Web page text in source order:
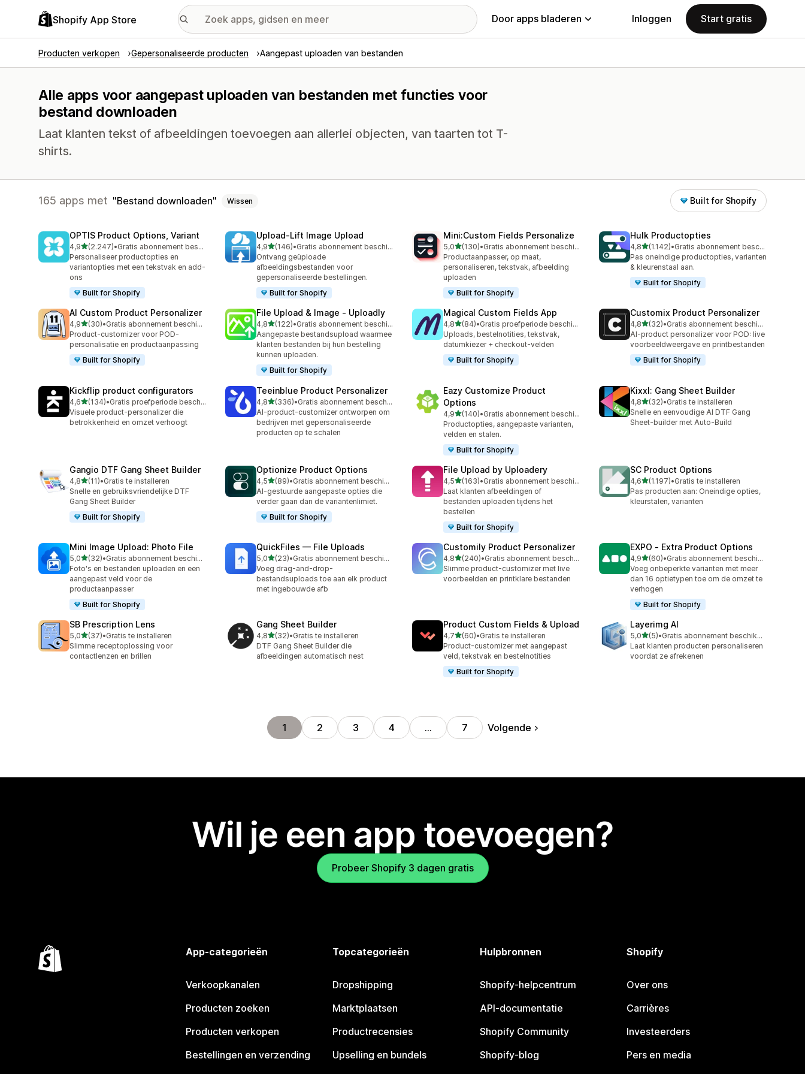
Shopify App Store Door apps bladeren Inloggen Start gratis
Producten verkopen Gepersonaliseerde producten Aangepast uploaden van bestanden
Alle apps voor aangepast uploaden van bestanden met functies voor
bestand downloaden
Laat klanten tekst of afbeeldingen toevoegen aan allerlei objecten, van taarten tot T-
shirts.
165 apps met Bestand downloaden Wissen Built for Shopify
OPTIS Product Options, Variant
4,9van 5 sterren
(2.247)
2247 recensies in totaal
•
Gratis abonnement beschikbaar
Personaliseer productopties en
variantopties met een tekstvak en add-
ons
Built for Shopify
Upload‑Lift Image Upload
4,9van 5 sterren
(146)
146 recensies in totaal
•
Gratis abonnement beschikbaar
Ontvang geüploade
afbeeldingsbestanden voor
gepersonaliseerde bestellingen.
Built for Shopify
Mini:Custom Fields Personalize
5,0van 5 sterren
(130)
130 recensies in totaal
•
Gratis abonnement beschikbaar
Productaanpasser, op maat,
personaliseren, tekstvak, afbeelding
uploaden
Built for Shopify
Hulk Productopties
4,8van 5 sterren
(1.142)
1142 recensies in totaal
•
Gratis abonnement beschikbaar
Pas oneindige productopties, varianten
& kleurenstaal aan.
Built for Shopify
AI Custom Product Personalizer
4,9van 5 sterren
(30)
30 recensies in totaal
•
Gratis abonnement beschikbaar
Product-customizer voor POD-
personalisatie en productaanpassing
Built for Shopify
File Upload & Image ‑ Uploadly
4,8van 5 sterren
(122)
122 recensies in totaal
•
Gratis abonnement beschikbaar
Aangepaste bestandsupload waarmee
klanten bestanden bij hun bestelling
kunnen uploaden.
Built for Shopify
Magical Custom Fields App
4,8van 5 sterren
(84)
84 recensies in totaal
•
Gratis proefperiode beschikbaar
Uploads, bestelnotities, tekstvak,
datumkiezer + checkout-velden
Built for Shopify
Customix Product Personalizer
4,8van 5 sterren
(32)
32 recensies in totaal
•
Gratis abonnement beschikbaar
AI-product personalizer voor POD: live
voorbeeldweergave en printbestanden
Built for Shopify
Kickflip product configurators
4,6van 5 sterren
(134)
134 recensies in totaal
•
Gratis proefperiode beschikbaar
Visuele product-personalizer die
betrokkenheid en omzet verhoogt
Teeinblue Product Personalizer
4,8van 5 sterren
(336)
336 recensies in totaal
•
Gratis abonnement beschikbaar
AI-product-customizer ontworpen om
bedrijven met gepersonaliseerde
producten op te schalen
Eazy Customize Product
Options
4,9van 5 sterren
(140)
140 recensies in totaal
•
Gratis abonnement beschikbaar
Productopties, aangepaste varianten,
velden en stalen.
Built for Shopify
Kixxl: Gang Sheet Builder
4,8van 5 sterren
(32)
32 recensies in totaal
•Gratis te installeren
Snelle en eenvoudige AI DTF Gang
Sheet-builder met Auto-Build
Gangio DTF Gang Sheet Builder
4,8van 5 sterren
(11)
11 recensies in totaal
•Gratis te installeren
Snelle en gebruiksvriendelijke DTF
Gang Sheet Builder
Built for Shopify
Optionize Product Options
4,5van 5 sterren
(89)
89 recensies in totaal
•
Gratis abonnement beschikbaar
AI-gestuurde aangepaste opties die
verder gaan dan de variantenlimiet.
Built for Shopify
File Upload by Uploadery
4,5van 5 sterren
(163)
163 recensies in totaal
•
Gratis abonnement beschikbaar
Laat klanten afbeeldingen of
bestanden uploaden tijdens het
bestellen
Built for Shopify
SC Product Options
4,6van 5 sterren
(1.197)
1197 recensies in totaal
•Gratis te installeren
Pas producten aan: Oneindige opties,
kleurstalen, varianten
Mini Image Upload: Photo File
5,0van 5 sterren
(32)
32 recensies in totaal
•
Gratis abonnement beschikbaar
Foto's en bestanden uploaden en een
aangepast veld voor de
productaanpasser
Built for Shopify
QuickFiles — File Uploads
5,0van 5 sterren
(23)
23 recensies in totaal
•
Gratis abonnement beschikbaar
Voeg drag-and-drop-
bestandsuploads toe aan elk product
met ingebouwde afb
Customily Product Personalizer
4,8van 5 sterren
(240)
240 recensies in totaal
•
Gratis abonnement beschikbaar
Slimme product-customizer met live
voorbeelden en printklare bestanden
EXPO ‑ Extra Product Options
4,9van 5 sterren
(60)
60 recensies in totaal
•
Gratis abonnement beschikbaar
Voeg onbeperkte varianten met meer
dan 16 optietypen toe om de omzet te
verhogen
Built for Shopify
SB Prescription Lens
5,0van 5 sterren
(37)
37 recensies in totaal
•Gratis te installeren
Slimme receptoplossing voor
contactlenzen en brillen
Gang Sheet Builder
4,8van 5 sterren
(32)
32 recensies in totaal
•Gratis te installeren
DTF Gang Sheet Builder die
afbeeldingen automatisch nest
Product Custom Fields & Upload
4,7van 5 sterren
(60)
60 recensies in totaal
•Gratis te installeren
Product-customizer met aangepast
veld, tekstvak en bestelnotities
Built for Shopify
Layerimg AI
5,0van 5 sterren
(5)
5 recensies in totaal
•
Gratis abonnement beschikbaar
Laat klanten producten personaliseren
voordat ze afrekenen
1 2 3 4 … 7 Volgende
Wil je een app toevoegen?
Probeer Shopify 3 dagen gratis
App-categorieën
Verkoopkanalen
Producten zoeken
Producten verkopen
Bestellingen en verzending
Topcategorieën
Dropshipping
Marktplaatsen
Productrecensies
Upselling en bundels
Hulpbronnen
Shopify-helpcentrum
API-documentatie
Shopify Community
Shopify-blog
Shopify
Over ons
Carrières
Investeerders
Pers en media